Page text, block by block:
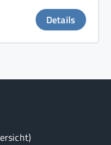
Details